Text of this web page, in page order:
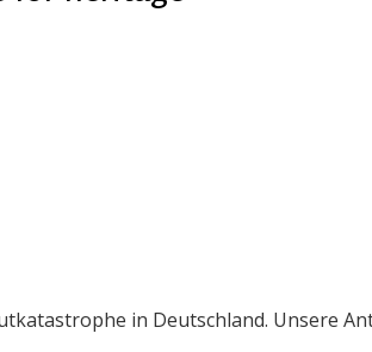
in Deutschland. Unsere